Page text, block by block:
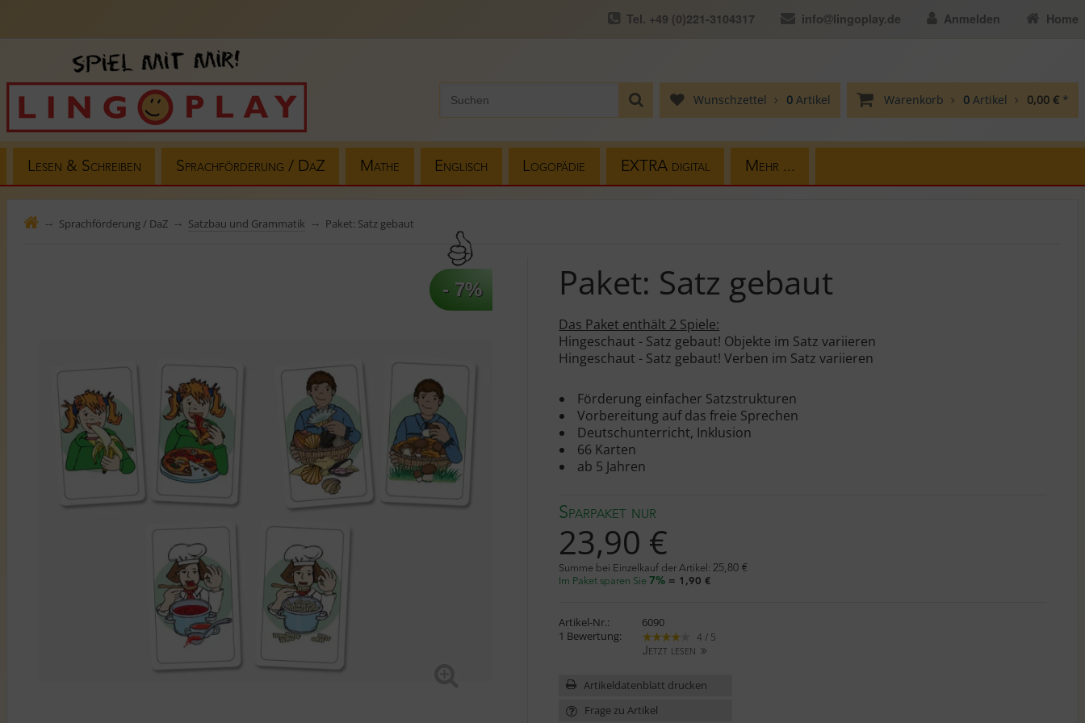
Tel. +49 (0)221-3104317 info lingoplay.de Anmelden Home
Warenkorb 0 Artikel 0,00 € *
Wunschzettel 0 Artikel
Lesen & Schreiben Sprachförderung / DaZ Mathe Englisch Logopädie EXTRA digital Mehr ...
⤍ Sprachförderung / DaZ ⤍ Satzbau und Grammatik ⤍ Paket: Satz gebaut
- 7% Paket: Satz gebaut
Das Paket enthält 2 Spiele:
Hingeschaut - Satz gebaut! Objekte im Satz variieren
Hingeschaut - Satz gebaut! Verben im Satz variieren
Förderung einfacher Satzstrukturen
Vorbereitung auf das freie Sprechen
Deutschunterricht, Inklusion
66 Karten
ab 5 Jahren
Sparpaket nur
23,90 €
Summe bei Einzelkauf der Artikel:25,80 €
Im Paket sparen Sie 7% = 1,90 €
Artikel-Nr.:
6090
1 Bewertung:
4 / 5
Jetzt lesen
Artikeldatenblatt drucken
Frage zu Artikel